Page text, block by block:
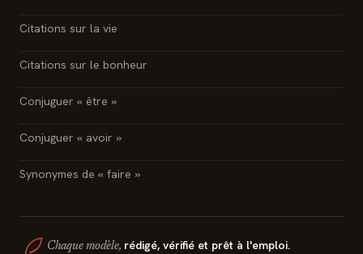
Citations sur la vie
Citations sur le bonheur
Conjuguer « être »
Conjuguer « avoir »
Synonymes de « faire »
Chaque modèle, rédigé, vérifié et prêt à l'emploi.